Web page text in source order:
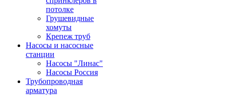
потолке
Грушевидные
хомуты
Крепеж труб
Насосы и насосные
станции
Насосы "Линас"
Насосы Россия
Трубопроводная
арматура